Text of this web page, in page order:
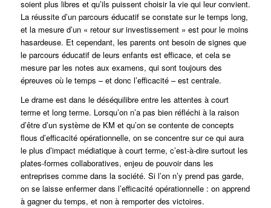
soient plus libres et qu’ils puissent choisir la vie qui leur convient.
La réussite d’un parcours éducatif se constate sur le temps long,
et la mesure d’un « retour sur investissement » est pour le moins
hasardeuse. Et cependant, les parents ont besoin de signes que
le parcours éducatif de leurs enfants est efficace, et cela se
mesure par les notes aux examens, qui sont toujours des
épreuves où le temps – et donc l’efficacité – est centrale.
Le drame est dans le déséquilibre entre les attentes à court
terme et long terme. Lorsqu’on n’a pas bien réfléchi à la raison
d’être d’un système de KM et qu’on se contente de concepts
flous d’efficacité opérationnelle, on se concentre sur ce qui aura
le plus d’impact médiatique à court terme, c’est-à-dire surtout les
plates-formes collaboratives, enjeu de pouvoir dans les
entreprises comme dans la société. Si l’on n’y prend pas garde,
on se laisse enfermer dans l’efficacité opérationnelle : on apprend
à gagner du temps, et non à remporter des victoires.